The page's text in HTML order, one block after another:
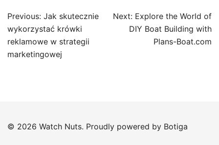
Post
navigation
Previous: Jak skutecznie
wykorzystać krówki
reklamowe w strategii
marketingowej
Next: Explore the World of
DIY Boat Building with
Plans-Boat.com
© 2026 Watch Nuts. Proudly powered by Botiga